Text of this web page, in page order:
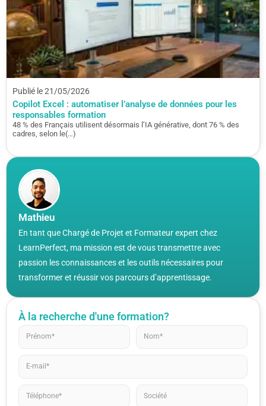
Mathieu
En tant que Chargé de Projet et Formateur expert chez
LearnPerfect, ma mission est de vous transmettre avec
passion les connaissances et les outils nécessaires pour
transformer et réussir vos parcours d’apprentissage.
À la recherche d'une formation?
Publié le 21/05/2026
Copilot Excel : automatiser l’analyse de données pour les
responsables formation
48 % des Français utilisent désormais l’IA générative, dont 76 % des
cadres, selon le(…)